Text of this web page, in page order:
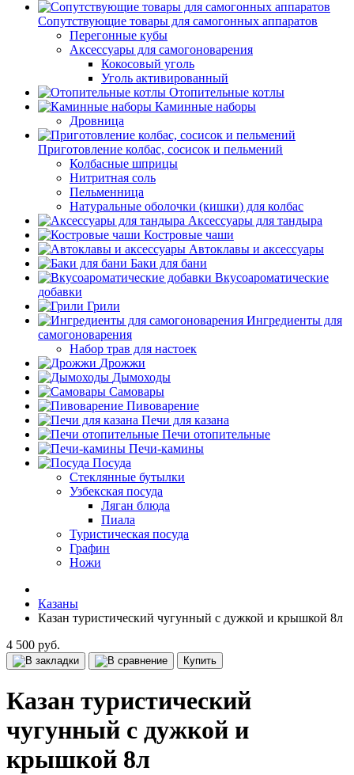
Сопутствующие товары для самогонных аппаратов
Перегонные кубы
Аксессуары для самогоноварения
Кокосовый уголь
Уголь активированный
Отопительные котлы
Каминные наборы
Дровница
Приготовление колбас, сосисок и пельмений
Колбасные шприцы
Нитритная соль
Пельменница
Натуральные оболочки (кишки) для колбас
Аксессуары для тандыра
Костровые чаши
Автоклавы и аксессуары
Баки для бани
Вкусоароматические
добавки
Грили
Ингредиенты для
самогоноварения
Набор трав для настоек
Дрожжи
Дымоходы
Самовары
Пивоварение
Печи для казана
Печи отопительные
Печи-камины
Посуда
Стеклянные бутылки
Узбекская посуда
Ляган блюда
Пиала
Туристическая посуда
Графин
Ножи
Казаны
Казан туристический чугунный с дужкой и крышкой 8л
4 500 руб.
Купить
Казан туристический
чугунный с дужкой и
крышкой 8л